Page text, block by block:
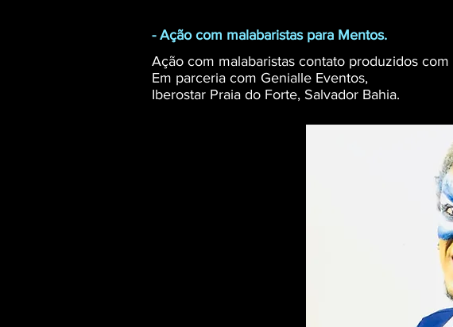
- Ação com malabaristas para Mentos.
Ação com malabaristas contato produzidos
Em parceria com Genialle Eventos,
Iberostar Praia do Forte, Salvador Bahia.